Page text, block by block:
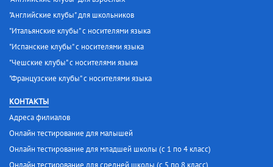
"Английские клубы" для школьников
"Итальянские клубы" с носителями языка
"Испанские клубы" с носителями языка
"Чешские клубы" с носителями языка
"Французские клубы" с носителями языка
КОНТАКТЫ
Адреса филиалов
Онлайн тестирование для малышей
Онлайн тестирование для младшей школы (с 1 по 4 класс)
Онлайн тестирование для средней школы (с 5 по 8 класс)